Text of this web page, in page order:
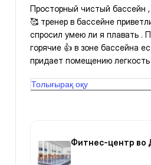
Просторный чистый бассейн , очень все понравилось
🥰 тренер в бассейне
спросил умею ли я плавать .
горячие 👍 в зоне бассейна
придает помещению
воздуха и воды
Толығырақ оқу
Фитнес-центр во